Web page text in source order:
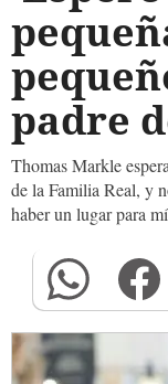
padre
Thomas Markle
de la Familia Real, y
haber un lugar para